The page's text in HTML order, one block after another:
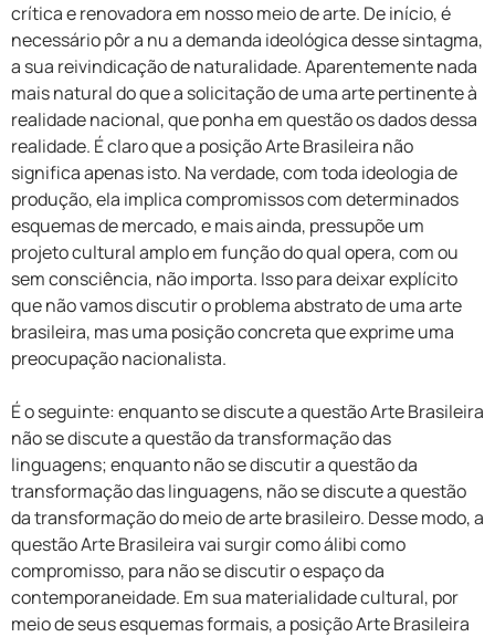
crítica e renovadora em nosso meio de arte. De início, é
necessário pôr a nu a demanda ideológica desse sintagma,
a sua reivindicação de naturalidade. Aparentemente nada
mais natural do que a solicitação de uma arte pertinente à
realidade nacional, que ponha em questão os dados dessa
realidade. É claro que a posição Arte Brasileira não
significa apenas isto. Na verdade, com toda ideologia de
produção, ela implica compromissos com determinados
esquemas de mercado, e mais ainda, pressupõe um
projeto cultural amplo em função do qual opera, com ou
sem consciência, não importa. Isso para deixar explícito
que não vamos discutir o problema abstrato de uma arte
brasileira, mas uma posição concreta que exprime uma
preocupação nacionalista.
É o seguinte: enquanto se discute a questão Arte Brasileira
não se discute a questão da transformação das
linguagens; enquanto não se discutir a questão da
transformação das linguagens, não se discute a questão
da transformação do meio de arte brasileiro. Desse modo, a
questão Arte Brasileira vai surgir como álibi como
compromisso, para não se discutir o espaço da
contemporaneidade. Em sua materialidade cultural, por
meio de seus esquemas formais, a posição Arte Brasileira